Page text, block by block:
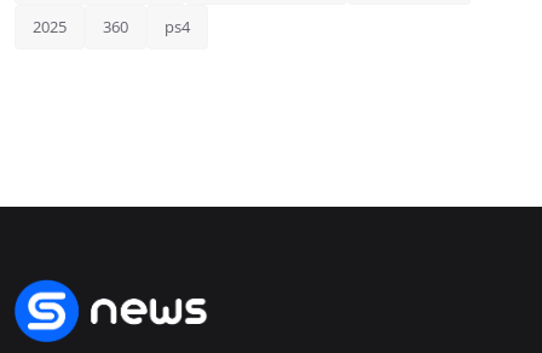
2025 360 ps4